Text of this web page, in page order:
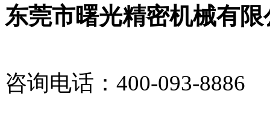
东莞市曙光精密机械有限
咨询电话：400-093-8886